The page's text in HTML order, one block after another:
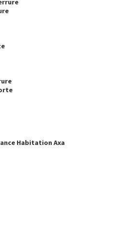
Habitation Axa